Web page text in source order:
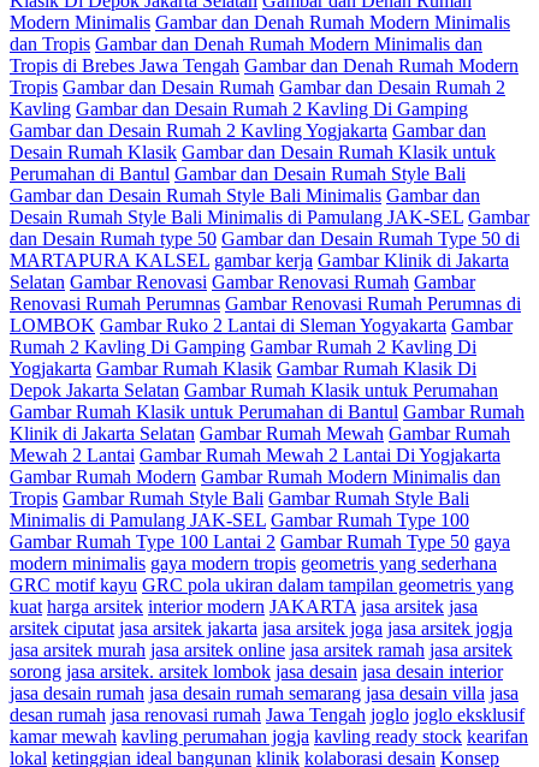
Modern Minimalis Gambar dan Denah Rumah Modern Minimalis
dan Tropis Gambar dan Denah Rumah Modern Minimalis dan
Tropis di Brebes Jawa Tengah Gambar dan Denah Rumah Modern
Tropis Gambar dan Desain Rumah Gambar dan Desain Rumah 2
Kavling Gambar dan Desain Rumah 2 Kavling Di Gamping
Gambar dan Desain Rumah 2 Kavling Yogjakarta Gambar dan
Desain Rumah Klasik Gambar dan Desain Rumah Klasik untuk
Perumahan di Bantul Gambar dan Desain Rumah Style Bali
Gambar dan Desain Rumah Style Bali Minimalis Gambar dan
Desain Rumah Style Bali Minimalis di Pamulang JAK-SEL Gambar
dan Desain Rumah type 50 Gambar dan Desain Rumah Type 50 di
MARTAPURA KALSEL gambar kerja Gambar Klinik di Jakarta
Selatan Gambar Renovasi Gambar Renovasi Rumah Gambar
Renovasi Rumah Perumnas Gambar Renovasi Rumah Perumnas di
LOMBOK Gambar Ruko 2 Lantai di Sleman Yogyakarta Gambar
Rumah 2 Kavling Di Gamping Gambar Rumah 2 Kavling Di
Yogjakarta Gambar Rumah Klasik Gambar Rumah Klasik Di
Depok Jakarta Selatan Gambar Rumah Klasik untuk Perumahan
Gambar Rumah Klasik untuk Perumahan di Bantul Gambar Rumah
Klinik di Jakarta Selatan Gambar Rumah Mewah Gambar Rumah
Mewah 2 Lantai Gambar Rumah Mewah 2 Lantai Di Yogjakarta
Gambar Rumah Modern Gambar Rumah Modern Minimalis dan
Tropis Gambar Rumah Style Bali Gambar Rumah Style Bali
Minimalis di Pamulang JAK-SEL Gambar Rumah Type 100
Gambar Rumah Type 100 Lantai 2 Gambar Rumah Type 50 gaya
modern minimalis gaya modern tropis geometris yang sederhana
GRC motif kayu GRC pola ukiran dalam tampilan geometris yang
kuat harga arsitek interior modern JAKARTA jasa arsitek jasa
arsitek ciputat jasa arsitek jakarta jasa arsitek joga jasa arsitek jogja
jasa arsitek murah jasa arsitek online jasa arsitek ramah jasa arsitek
sorong jasa arsitek. arsitek lombok jasa desain jasa desain interior
jasa desain rumah jasa desain rumah semarang jasa desain villa jasa
desan rumah jasa renovasi rumah Jawa Tengah joglo joglo eksklusif
kamar mewah kavling perumahan jogja kavling ready stock kearifan
lokal ketinggian ideal bangunan klinik kolaborasi desain Konsep